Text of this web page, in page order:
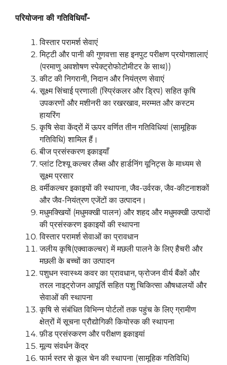
परियोजना की गतिविधियाँ-
विस्तार परामर्श सेवाएं
मिट्टी और पानी की गुणवत्ता सह इनपुट परीक्षण प्रयोगशालाएं
(परमाणु अवशोषण स्पेक्ट्रोफोटोमीटर के साथ))
कीट की निगरानी, निदान और नियंत्रण सेवाएं
सूक्ष्म सिंचाई प्रणाली (स्प्रिंकलर और ड्रिप) सहित कृषि
उपकरणों और मशीनरी का रखरखाव, मरम्मत और कस्टम
हायरिंग
कृषि सेवा केंद्रों में ऊपर वर्णित तीन गतिविधियां (सामूहिक
गतिविधि) शामिल हैं।
बीज प्रसंस्करण इकाइयाँ
प्लांट टिश्यू कल्चर लैब्स और हार्डनिंग यूनिट्स के माध्यम से
सूक्ष्म प्रसार
वर्मीकल्चर इकाइयों की स्थापना, जैव-उर्वरक, जैव-कीटनाशकों
और जैव-नियंत्रण एजेंटों का उत्पादन।
मधुमक्खियों (मधुमक्खी पालन) और शहद और मधुमक्खी उत्पादों
की प्रसंस्करण इकाइयों की स्थापना
विस्तार परामर्श सेवाओं का प्रावधान
जलीय कृषि(एक्वाकल्चर) में मछली पालने के लिए हैचरी और
मछली के बच्‍चों का उत्पादन
पशुधन स्वास्थ्य कवर का प्रावधान, फ्रोजन वीर्य बैंकों और
तरल नाइट्रोजन आपूर्ति सहित पशु चिकित्सा औषधालयों और
सेवाओं की स्थापना
कृषि से संबंधित विभिन्न पोर्टलों तक पहुंच के लिए ग्रामीण
क्षेत्रों में सूचना प्रौद्योगिकी कियोस्क की स्थापना
फ़ीड प्रसंस्करण और परीक्षण इकाइयां
मूल्य संवर्धन केंद्र
फार्म स्तर से कूल चेन की स्थापना (सामूहिक गतिविधि)